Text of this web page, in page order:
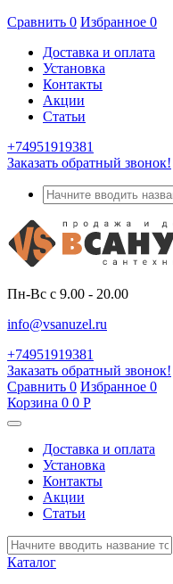
Сравнить 0 Избранное 0
Доставка и оплата
Установка
Контакты
Акции
Статьи
+74951919381
Заказать обратный звонок!
Пн-Вс с 9.00 - 20.00
info@vsanuzel.ru
+74951919381
Заказать обратный звонок!
Сравнить 0 Избранное 0
Корзина 0 0 Р
Доставка и оплата
Установка
Контакты
Акции
Статьи
Каталог